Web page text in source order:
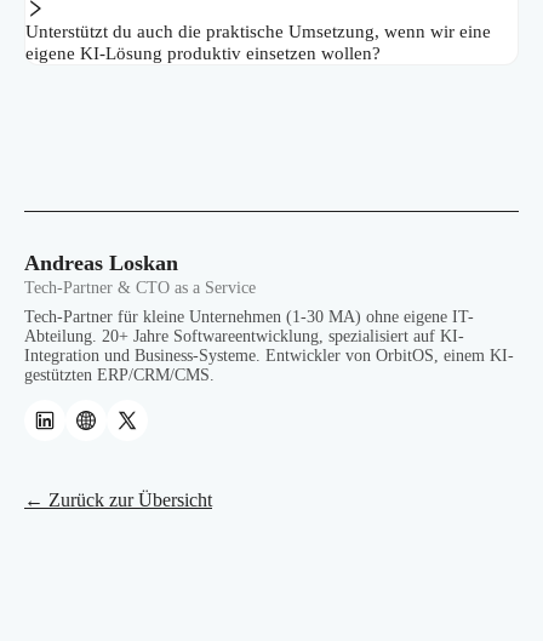
Unterstützt du auch die praktische Umsetzung, wenn wir eine
eigene KI-Lösung produktiv einsetzen wollen?
Andreas Loskan
Tech-Partner & CTO as a Service
Tech-Partner für kleine Unternehmen (1-30 MA) ohne eigene IT-
Abteilung. 20+ Jahre Softwareentwicklung, spezialisiert auf KI-
Integration und Business-Systeme. Entwickler von OrbitOS, einem KI-
gestützten ERP/CRM/CMS.
← Zurück zur Übersicht